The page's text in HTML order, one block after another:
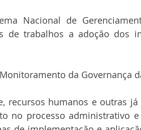
Nacional de
de trabalhos a adoção dos
da Governança
recursos humanos e outras
no processo administrativo e